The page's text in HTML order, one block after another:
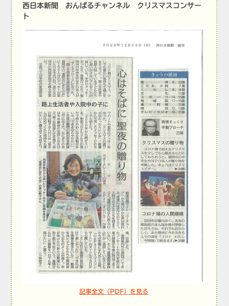
西日本新聞 おんぱるチャンネル クリスマスコンサー
ト
記事全文（PDF）を見る